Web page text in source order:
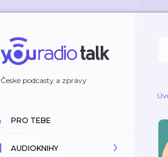
České podcasty a zprávy
PRO TEBE
AUDIOKNIHY